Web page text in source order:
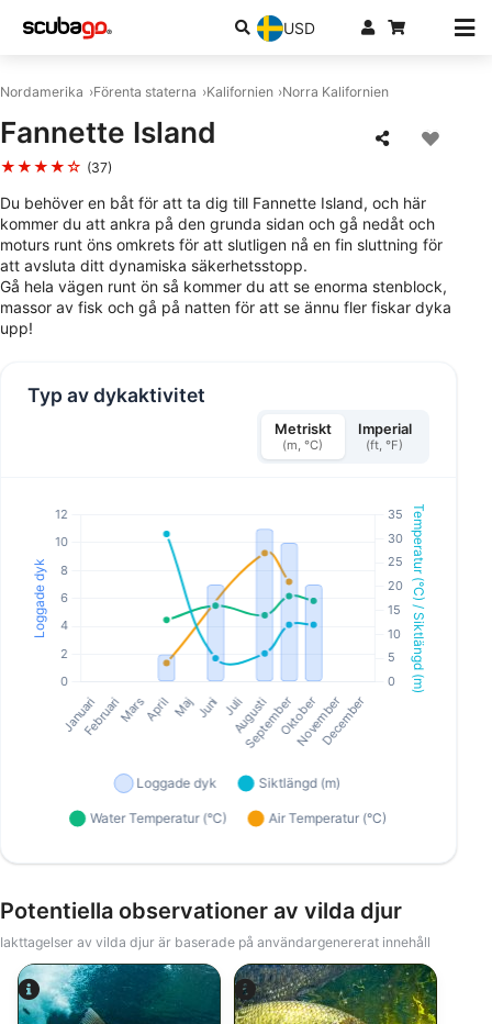
USD
Nordamerika Förenta staterna Kalifornien Norra Kalifornien
Fannette Island
★★★★☆ (37)
Du behöver en båt för att ta dig till Fannette Island, och här
kommer du att ankra på den grunda sidan och gå nedåt och
moturs runt öns omkrets för att slutligen nå en fin sluttning för
att avsluta ditt dynamiska säkerhetsstopp.
Gå hela vägen runt ön så kommer du att se enorma stenblock,
massor av fisk och gå på natten för att se ännu fler fiskar dyka
upp!
Typ av dykaktivitet
Metriskt
(m, °C)
Imperial
(ft, °F)
Potentiella observationer av vilda djur
Iakttagelser av vilda djur är baserade på användargenererat innehåll